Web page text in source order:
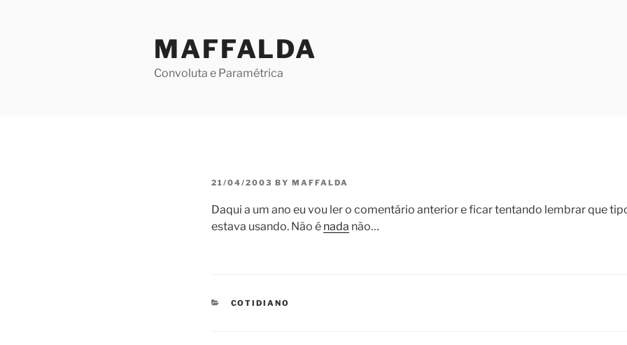
MAFFALDA
Convoluta e Paramétrica
POSTED
21/04/2003 BY MAFFALDA
Daqui a um ano eu vou ler o comentário anterior e ficar tentando lembrar que
estava usando. Não é nada não…
CATEGORIES
COTIDIANO